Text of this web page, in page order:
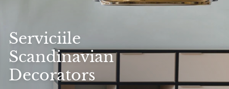
Serviciile
Scandinavian
Decorators